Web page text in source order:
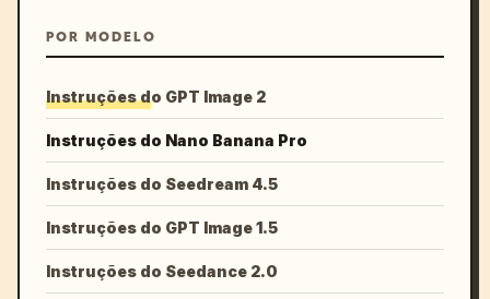
POR MODELO
Instruções do GPT Image 2
Instruções do Nano Banana Pro
Instruções do Seedream 4.5
Instruções do GPT Image 1.5
Instruções do Seedance 2.0